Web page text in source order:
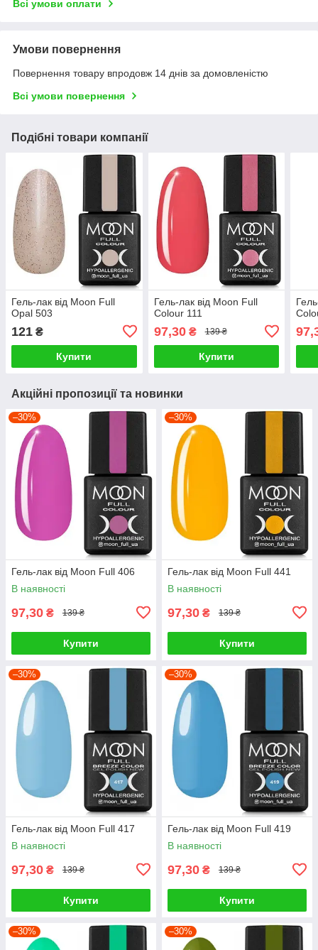
Всі умови оплати
Умови повернення
Повернення товару впродовж 14 днів за домовленістю
Всі умови повернення
Подібні товари компанії
Гель-лак від Moon Full
Opal 503
121 ₴
Купити
Гель-лак від Moon Full
Colour 111
97,30₴ 139 ₴
Купити
Акційні пропозиції та новинки
–30%
Гель-лак від Moon Full 406
В наявності
97,30 ₴ 139 ₴
Купити
–30%
Гель-лак від Moon Full 441
В наявності
97,30 ₴ 139 ₴
Купити
–30%
Гель-лак від Moon Full 417
В наявності
97,30 ₴ 139 ₴
Купити
–30%
Гель-лак від Moon Full 419
В наявності
97,30 ₴ 139 ₴
Купити
–30% –30%